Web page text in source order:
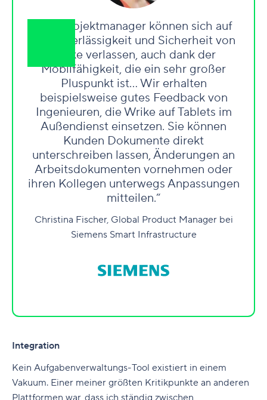
„Die Projektmanager können sich auf
die Zuverlässigkeit und Sicherheit von
Wrike verlassen, auch dank der
Mobilfähigkeit, die ein sehr großer
Pluspunkt ist… Wir erhalten
beispielsweise gutes Feedback von
Ingenieuren, die Wrike auf Tablets im
Außendienst einsetzen. Sie können
Kunden Dokumente direkt
unterschreiben lassen, Änderungen an
Arbeitsdokumenten vornehmen oder
ihren Kollegen unterwegs Anpassungen
mitteilen.“
Christina Fischer, Global Product Manager bei
Siemens Smart Infrastructure
Integration
Kein Aufgabenverwaltungs-Tool existiert in einem
Vakuum. Einer meiner größten Kritikpunkte an anderen